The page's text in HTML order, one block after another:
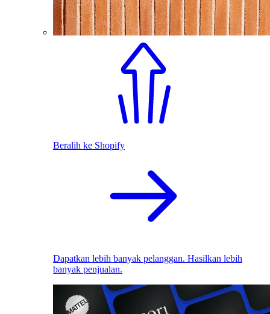
Beralih ke Shopify
Dapatkan lebih banyak pelanggan. Hasilkan lebih
banyak penjualan.